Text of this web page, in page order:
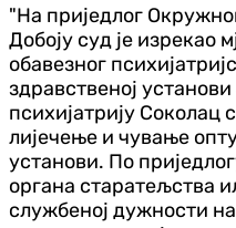
"На приједлог
Добоју суд је изрекао
обавезног
здравственој
психијатрију Соколац
лијечење и чување
установи. По
органа старатељства
службеној дужности